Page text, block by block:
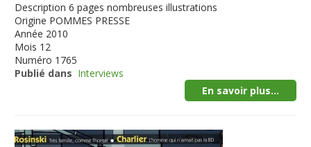
Description 6 pages nombreuses illustrations
Origine POMMES PRESSE
Année 2010
Mois 12
Numéro 1765
Publié dans Interviews
En savoir plus...